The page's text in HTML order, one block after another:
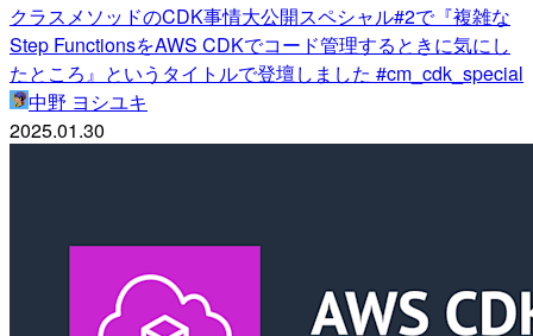
クラスメソッドのCDK事情大公開スペシャル#2で『複雑な
Step FunctionsをAWS CDKでコード管理するときに気にし
たところ』というタイトルで登壇しました #cm_cdk_special
中野 ヨシユキ
2025.01.30